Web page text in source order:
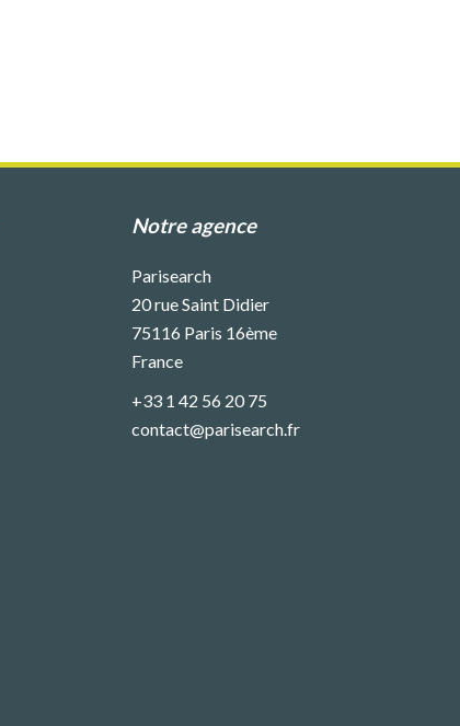
Notre agence
Parisearch
20 rue Saint Didier
75116 Paris 16ème
France
+33 1 42 56 20 75
contact@parisearch.fr